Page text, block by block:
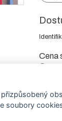
Cena
Cena
-
soubory